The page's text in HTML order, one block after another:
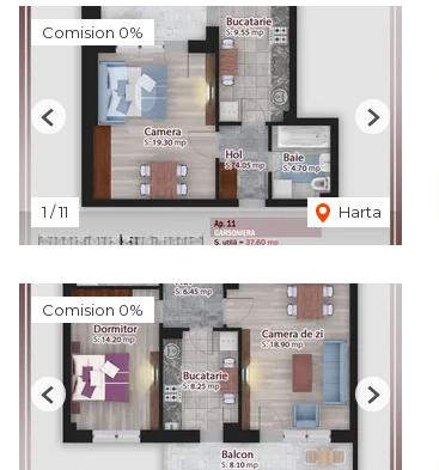
Comision 0%
1 /11 Harta
Previous Next
Comision 0%
Previous Next